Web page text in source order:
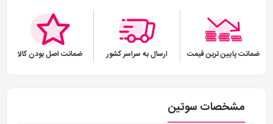
ضمانت پایین ترین قیمت ارسال به سراسر کشور ضمانت اصل بودن کالا
مشخصات سوتین